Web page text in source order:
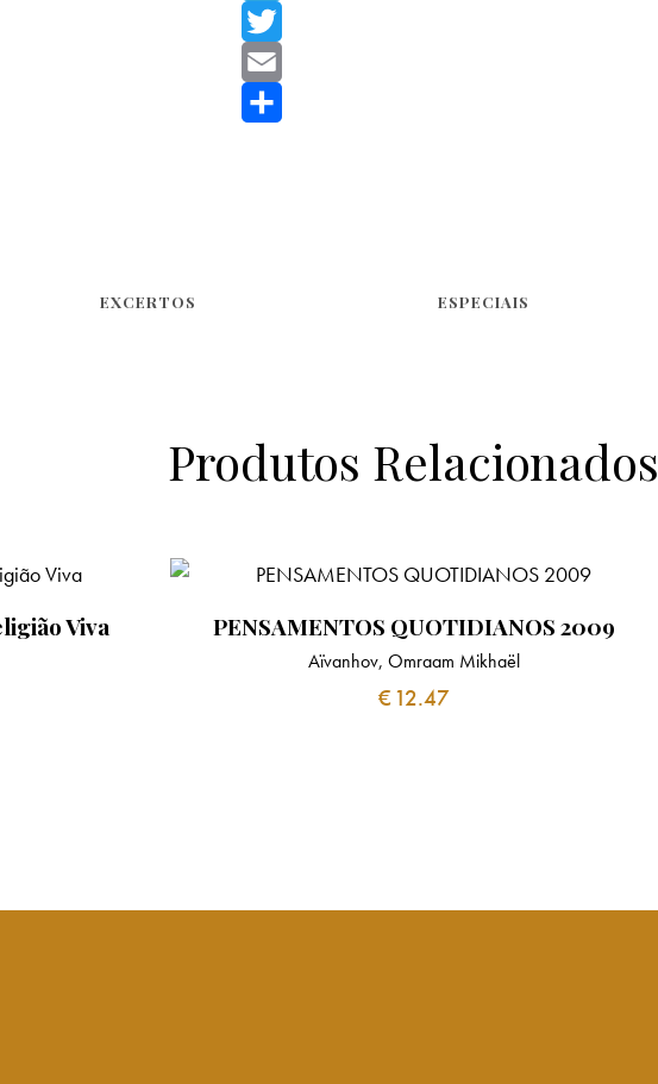
Telegram
Twitter
Email
EXCERTOS ESPECIAIS
Produtos Relacionados
Viva PENSAMENTOS QUOTIDIANOS 2009
Aïvanhov, Omraam Mikhaël
€12.47